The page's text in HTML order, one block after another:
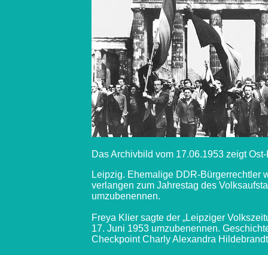
Das Archivbild vom 17.06.1953 zeigt
Leipzig. Ehemalige DDR-Bürgerrechtler
verlangen zum Jahrestag des
umzubenennen.
Freya Klier sagte der „Leipziger
17. Juni 1953 umzubenennen.
Checkpoint Charly Alexandra